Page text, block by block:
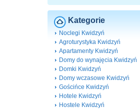
Kategorie
Noclegi Kwidzyń
Agroturystyka Kwidzyń
Apartamenty Kwidzyń
Domy do wynajęcia Kwidzyń
Domki Kwidzyń
Domy wczasowe Kwidzyń
Gościńce Kwidzyń
Hotele Kwidzyń
Hostele Kwidzyń